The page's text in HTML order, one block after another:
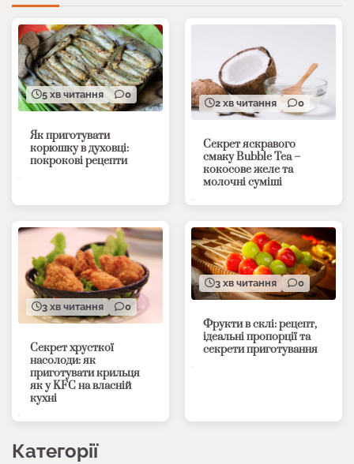
5 хв читання 0
Як приготувати
корюшку в духовці:
покрокові рецепти
2 хв читання 0
Секрет яскравого
смаку Bubble Tea –
кокосове желе та
молочні суміші
3 хв читання 0
Секрет хрусткої
насолоди: як
приготувати крильця
як у KFC на власній
кухні
3 хв читання 0
Фрукти в склі: рецепт,
ідеальні пропорції та
секрети приготування
Категорії